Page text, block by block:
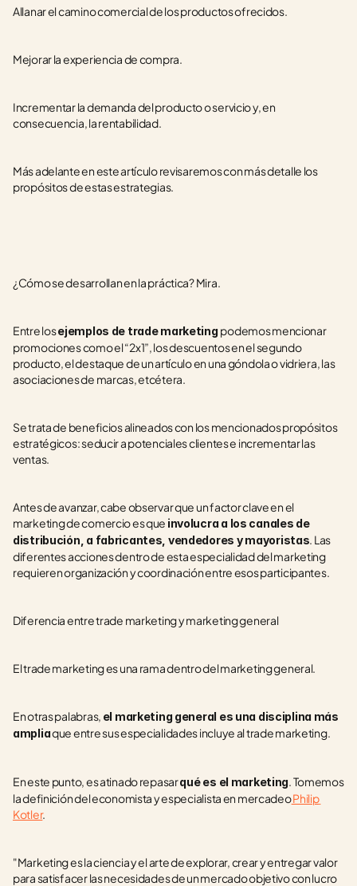
Allanar el camino comercial de los productos ofrecidos.
Mejorar la experiencia de compra.
Incrementar la demanda del producto o servicio y, en
consecuencia, la rentabilidad.
Más adelante en este artículo revisaremos con más detalle los
propósitos de estas estrategias.
¿Cómo se desarrollan en la práctica? Mira.
Entre los ejemplos de trade marketing podemos mencionar
promociones como el “2x1”, los descuentos en el segundo
producto, el destaque de un artículo en una góndola o vidriera, las
asociaciones de marcas, etcétera.
Se trata de beneficios alineados con los mencionados propósitos
estratégicos: seducir a potenciales clientes e incrementar las
ventas.
Antes de avanzar, cabe observar que un factor clave en el
marketing de comercio es que involucra a los canales de
distribución, a fabricantes, vendedores y mayoristas. Las
diferentes acciones dentro de esta especialidad del marketing
requieren organización y coordinación entre esos participantes.
Diferencia entre trade marketing y marketing general
El trade marketing es una rama dentro del marketing general.
En otras palabras, el marketing general es una disciplina más
amplia que entre sus especialidades incluye al trade marketing.
En este punto, es atinado repasar qué es el marketing. Tomemos
la definición del economista y especialista en mercadeo Philip
Kotler.
"Marketing es la ciencia y el arte de explorar, crear y entregar valor
para satisfacer las necesidades de un mercado objetivo con lucro